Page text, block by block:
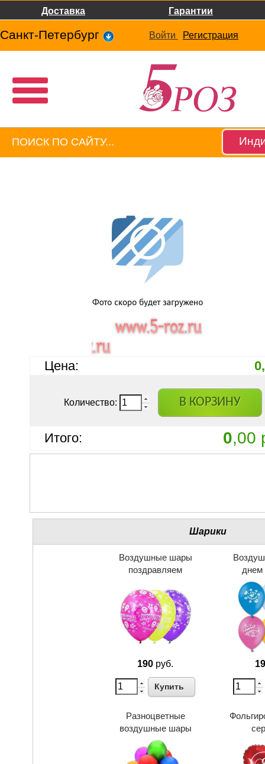
Доставка Гарантии
Санкт-Петербург Войти Регистрация
Цена:
Количество: В КОРЗИНУ
Итого: 0,00
Шарики
Воздушные шары
поздравляем
190 руб.
Купить
днем
Разноцветные
воздушные шары